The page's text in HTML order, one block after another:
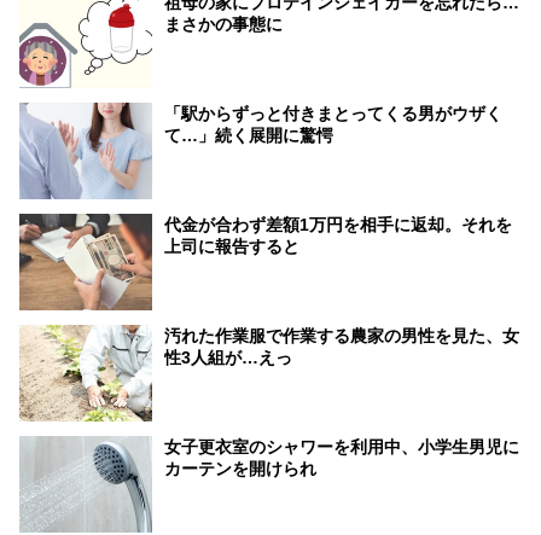
まさかの事態に
「駅からずっと付きまとってくる男がウザく
て…」続く展開に驚愕
代金が合わず差額1万円を相手に返却。それを
上司に報告すると
汚れた作業服で作業する農家の男性を見た、女
性3人組が…えっ
女子更衣室のシャワーを利用中、小学生男児に
カーテンを開けられ